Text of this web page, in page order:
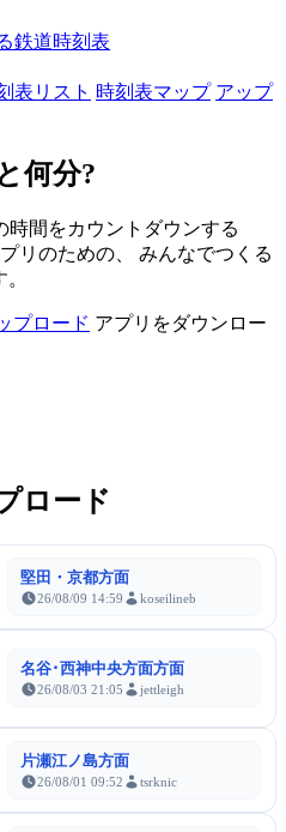
鉄道時刻表
表リスト 時刻表マップ アップ
何分?
時間をカウントダウンする
リのための、 みんなでつくる
プロード アプリをダウンロー
ロード
堅田・京都方面
26/08/09 14:59 koseilineb
名谷･西神中央方面方面
26/08/03 21:05 jettleigh
片瀬江ノ島方面
26/08/01 09:52 tsrknic